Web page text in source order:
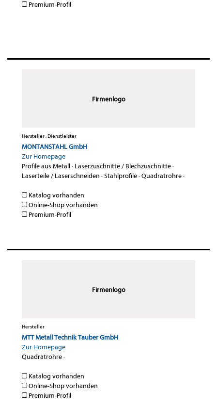
Premium-Profil
Firmenlogo
Hersteller , Dienstleister
MONTANSTAHL GmbH
Zur Homepage
Profile aus Metall· Laserzuschnitte / Blechzuschnitte·
Laserteile / Laserschneiden ·Stahlprofile·Quadratrohre·
Katalog vorhanden
Online-Shop vorhanden
Premium-Profil
Firmenlogo
Hersteller
MTT Metall Technik Tauber GmbH
Zur Homepage
Quadratrohre·
Katalog vorhanden
Online-Shop vorhanden
Premium-Profil